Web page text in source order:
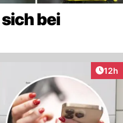
bei
12h